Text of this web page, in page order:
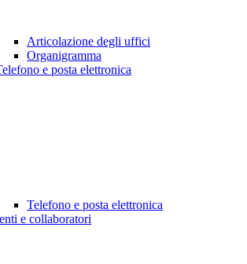
Articolazione degli uffici
Organigramma
e posta elettronica
Telefono e posta elettronica
e collaboratori